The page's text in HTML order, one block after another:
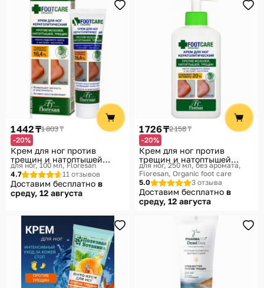
1 442 ₸1 803 ₸
-20%
Крем для ног против
трещин и натоптышей
кератолитический
для ног, 100 мл Floresan
4.7
11 отзывов
Доставим бесплатно в
среду, 12 августа
1 726 ₸2 158 ₸
-20%
Крем для ног против
трещин и натоптышей
кератолитический
для ног, 250 мл, без аромата
Floresan, Organic foot care
5.0
3 отзыва
Доставим бесплатно в
среду, 12 августа
Посылки
Алматы
Корзина
Избранное
История просмотров
Помощь
Способы доставки
Способы оплаты